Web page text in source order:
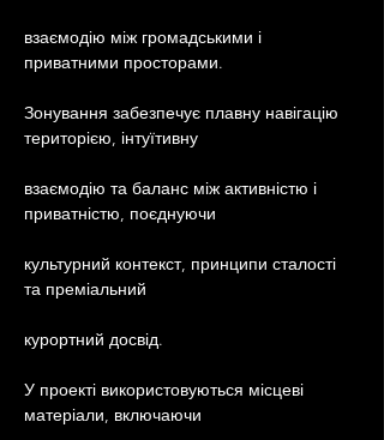
взаємодію між громадськими і
приватними просторами.
Зонування забезпечує плавну навігацію
територією, інтуїтивну
взаємодію та баланс між активністю і
приватністю, поєднуючи
культурний контекст, принципи сталості
та преміальний
курортний досвід.
У проекті використовуються місцеві
матеріали, включаючи